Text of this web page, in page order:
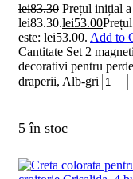
lei83.30 Prețul inițial
lei83.30.lei53.00
este: lei53.00. Add to
Cantitate Set 2 magneti
decorativi pentru
draperii, Alb-gri
5 în stoc